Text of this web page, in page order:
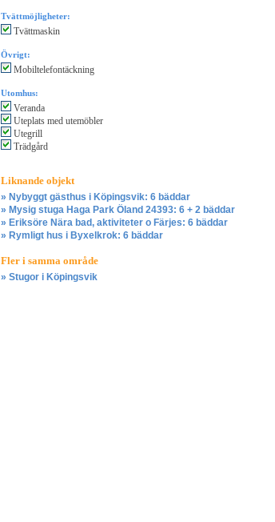
Tvättmöjligheter:
Tvättmaskin
Övrigt:
Mobiltelefontäckning
Utomhus:
Veranda
Uteplats med utemöbler
Utegrill
Trädgård
Liknande objekt
» Nybyggt gästhus i Köpingsvik: 6 bäddar
» Mysig stuga Haga Park Öland 24393: 6 + 2 bäddar
» Eriksöre Nära bad, aktiviteter o Färjes: 6 bäddar
» Rymligt hus i Byxelkrok: 6 bäddar
Fler i samma område
» Stugor i Köpingsvik